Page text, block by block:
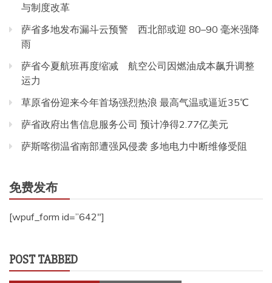
与制度改革
萨省多地发布漏斗云预警 西北部或迎 80–90 毫米强降
雨
萨省今夏航班再度缩减 航空公司因燃油成本飙升调整
运力
草原省份迎来今年首场强烈热浪 最高气温或逼近35℃
萨省政府出售信息服务公司 预计净得2.77亿美元
萨斯喀彻温省南部遭强风侵袭 多地电力中断维修受阻
免费发布
[wpuf_form id=”642″]
POST TABBED